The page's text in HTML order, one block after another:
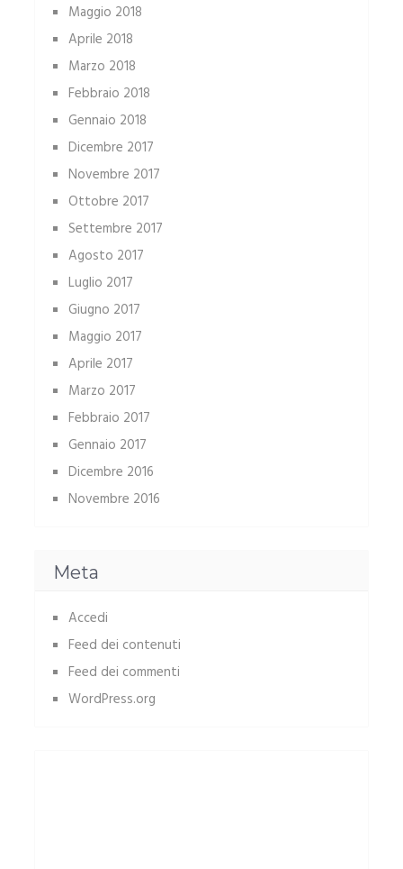
Maggio 2018
Aprile 2018
Marzo 2018
Febbraio 2018
Gennaio 2018
Dicembre 2017
Novembre 2017
Ottobre 2017
Settembre 2017
Agosto 2017
Luglio 2017
Giugno 2017
Maggio 2017
Aprile 2017
Marzo 2017
Febbraio 2017
Gennaio 2017
Dicembre 2016
Novembre 2016
Meta
Accedi
Feed dei contenuti
Feed dei commenti
WordPress.org